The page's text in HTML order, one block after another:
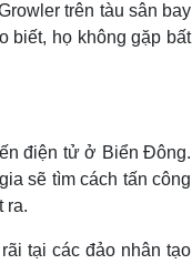
trên tàu sân bay
biết, họ không gặp bất
điện tử ở Biển Đông.
sẽ tìm cách tấn công
ra.
tại các đảo nhân tạo